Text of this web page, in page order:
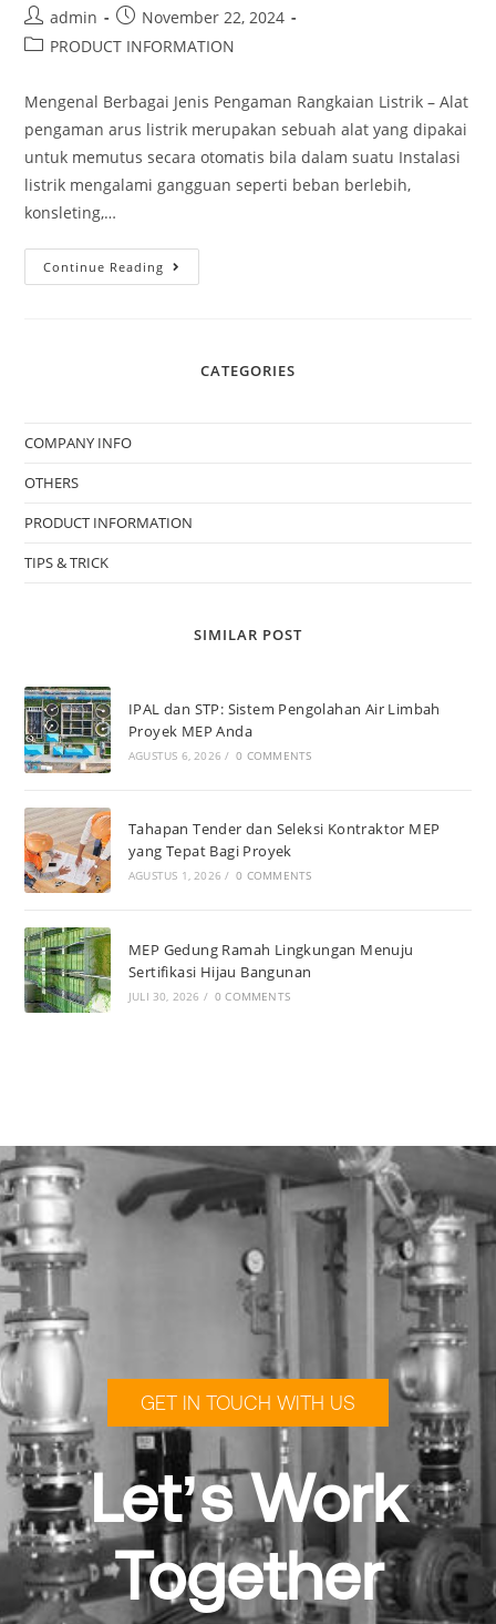
admin
November 22, 2024
PRODUCT INFORMATION
Mengenal Berbagai Jenis Pengaman Rangkaian Listrik – Alat
pengaman arus listrik merupakan sebuah alat yang dipakai
untuk memutus secara otomatis bila dalam suatu Instalasi
listrik mengalami gangguan seperti beban berlebih,
konsleting,…
Continue Reading
CATEGORIES
COMPANY INFO
OTHERS
PRODUCT INFORMATION
TIPS & TRICK
SIMILAR POST
IPAL dan STP: Sistem Pengolahan Air Limbah
Proyek MEP Anda
AGUSTUS 6, 2026 / 0 COMMENTS
Tahapan Tender dan Seleksi Kontraktor MEP
yang Tepat Bagi Proyek
AGUSTUS 1, 2026 / 0 COMMENTS
MEP Gedung Ramah Lingkungan Menuju
Sertifikasi Hijau Bangunan
JULI 30, 2026 / 0 COMMENTS
GET IN TOUCH WITH US
Let’s Work
Together